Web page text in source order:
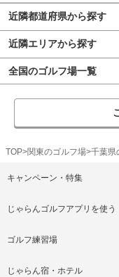
近隣都道府県から探す
近隣エリアから探す
全国のゴルフ場一覧
TOP 関東のゴルフ場 千葉県
キャンペーン・特集
じゃらんゴルフアプリを使う
ゴルフ練習場
じゃらん宿・ホテル